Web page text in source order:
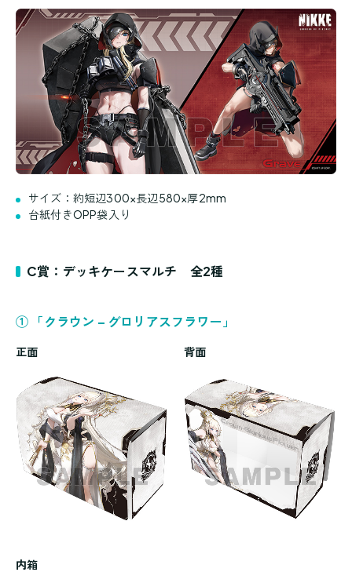
サイズ：約短辺300×長辺580×厚2mm
台紙付きOPP袋入り
C賞：デッキケースマルチ 全2種
① 「クラウン – グロリアスフラワー」
正面 背面
内箱